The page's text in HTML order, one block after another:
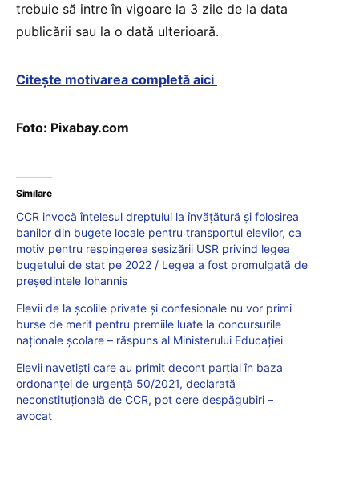
trebuie să intre în vigoare la 3 zile de la data
publicării sau la o dată ulterioară.
Citește motivarea completă aici
Foto: Pixabay.com
Similare
CCR invocă înțelesul dreptului la învățătură și folosirea
banilor din bugete locale pentru transportul elevilor, ca
motiv pentru respingerea sesizării USR privind legea
bugetului de stat pe 2022 / Legea a fost promulgată de
președintele Iohannis
Elevii de la școlile private și confesionale nu vor primi
burse de merit pentru premiile luate la concursurile
naționale școlare – răspuns al Ministerului Educației
Elevii navetiști care au primit decont parțial în baza
ordonanței de urgență 50/2021, declarată
neconstituțională de CCR, pot cere despăgubiri –
avocat